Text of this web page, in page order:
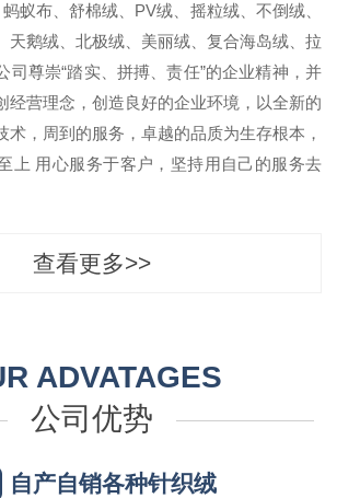
蚁布、舒棉绒、PV绒、摇粒绒、不倒绒、
天鹅绒、北极绒、美丽绒、复合海岛绒、拉
司尊崇“踏实、拼搏、责任”的企业精神，并
经营理念，创造良好的企业环境，以全新的
术，周到的服务，卓越的品质为生存根本，
上 用心服务于客户，坚持用自己的服务去
查看更多>>
ADVATAGES
公司优势
自产自销各种针织绒